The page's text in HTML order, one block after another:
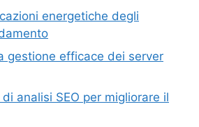
energetiche degli
gestione efficace dei server
di analisi SEO per migliorare il